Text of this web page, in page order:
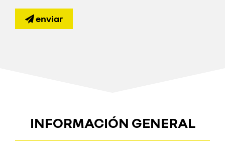
enviar
INFORMACIÓN GENERAL